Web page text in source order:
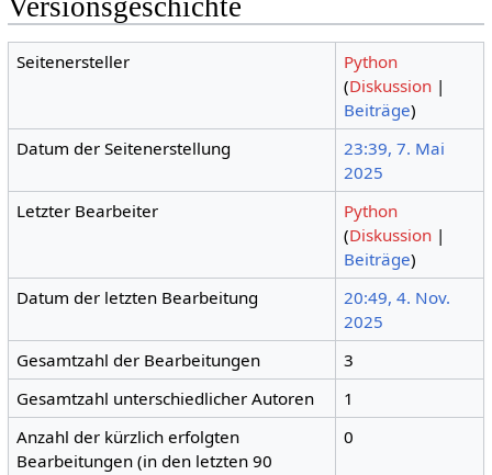
Seitenersteller
Python
(Diskussion |
Beiträge)
Datum der Seitenerstellung
23:39, 7. Mai
2025
Letzter Bearbeiter
Python
(Diskussion |
Beiträge)
Datum der letzten Bearbeitung
20:49, 4. Nov.
2025
Gesamtzahl der Bearbeitungen
3
Gesamtzahl unterschiedlicher Autoren
1
Anzahl der kürzlich erfolgten
Bearbeitungen (in den letzten 90
0